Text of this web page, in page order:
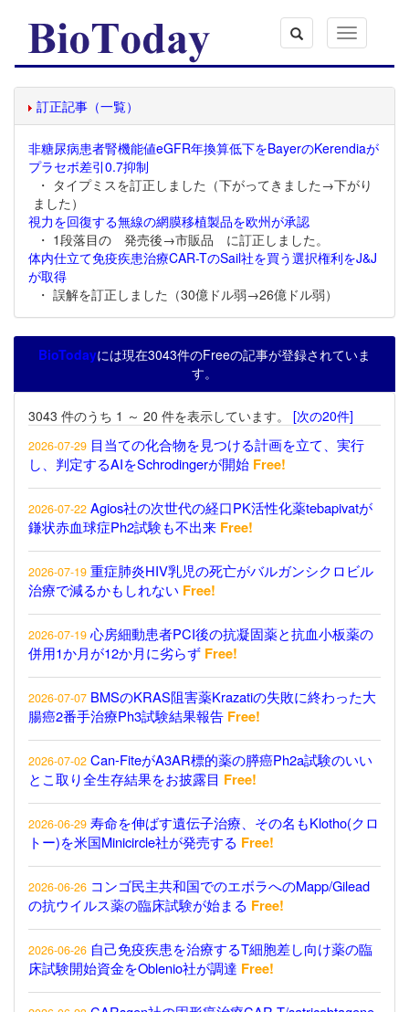
Toggle
navigation
訂正記事（一覧）
非糖尿病患者腎機能値eGFR年換算低下をBayerのKerendiaが
プラセボ差引0.7抑制
・ タイプミスを訂正しました（下がってきました→下がり
ました）
視力を回復する無線の網膜移植製品を欧州が承認
・ 1段落目の 発売後→市販品 に訂正しました。
体内仕立て免疫疾患治療CAR-TのSail社を買う選択権利をJ&J
が取得
・ 誤解を訂正しました（30億ドル弱→26億ドル弱）
BioTodayには現在3043件のFreeの記事が登録されていま
す。
3043 件のうち 1 ～ 20 件を表示しています。 [次の20件]
2026-07-29 目当ての化合物を見つける計画を立て、実行
し、判定するAIをSchrodingerが開始 Free!
2026-07-22 Agios社の次世代の経口PK活性化薬tebapivatが
鎌状赤血球症Ph2試験も不出来 Free!
2026-07-19 重症肺炎HIV乳児の死亡がバルガンシクロビル
治療で減るかもしれない Free!
2026-07-19 心房細動患者PCI後の抗凝固薬と抗血小板薬の
併用1か月が12か月に劣らず Free!
2026-07-07 BMSのKRAS阻害薬Krazatiの失敗に終わった大
腸癌2番手治療Ph3試験結果報告 Free!
2026-07-02 Can-FiteがA3AR標的薬の膵癌Ph2a試験のいい
とこ取り全生存結果をお披露目 Free!
2026-06-29 寿命を伸ばす遺伝子治療、その名もKlotho(クロ
トー)を米国Minicircle社が発売する Free!
2026-06-26 コンゴ民主共和国でのエボラへのMapp/Gilead
の抗ウイルス薬の臨床試験が始まる Free!
2026-06-26 自己免疫疾患を治療するT細胞差し向け薬の臨
床試験開始資金をOblenio社が調達 Free!